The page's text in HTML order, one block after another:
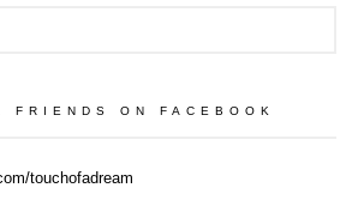
FRIENDS ON FACEBOOK
touchofadream